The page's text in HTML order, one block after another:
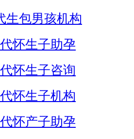
生包男孩机构
怀生子助孕
怀生子咨询
怀生子机构
怀产子助孕